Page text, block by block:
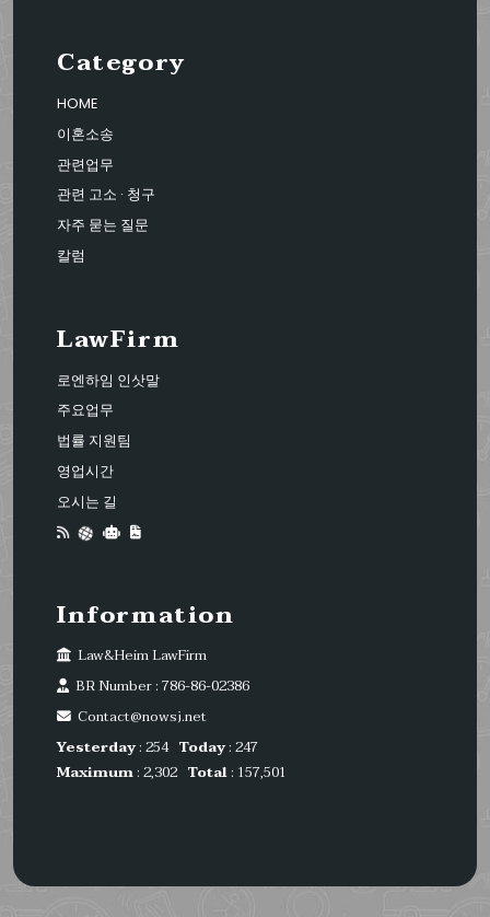
Category
HOME
이혼소송
관련업무
관련 고소 · 청구
자주 묻는 질문
칼럼
LawFirm
로엔하임 인삿말
주요업무
법률 지원팀
영업시간
오시는 길
Information
Law&Heim LawFirm
BR Number : 786-86-02386
Contact@nowsj.net
Yesterday: 254 Today: 247
Maximum: 2,302 Total: 157,501